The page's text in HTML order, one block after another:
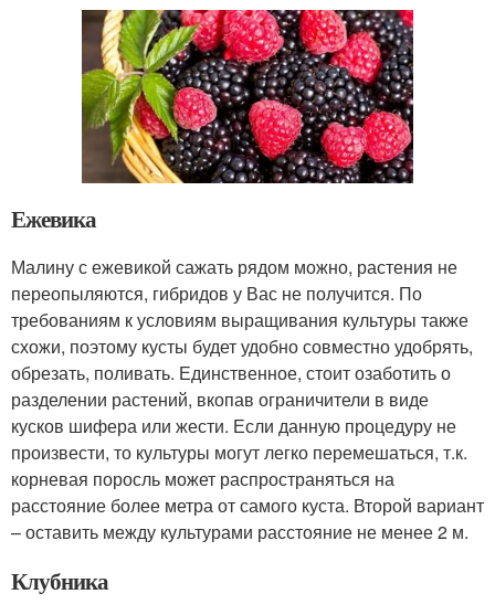
Ежевика
Малину с ежевикой сажать рядом можно, растения не
переопыляются, гибридов у Вас не получится. По
требованиям к условиям выращивания культуры также
схожи, поэтому кусты будет удобно совместно удобрять,
обрезать, поливать. Единственное, стоит озаботить о
разделении растений, вкопав ограничители в виде
кусков шифера или жести. Если данную процедуру не
произвести, то культуры могут легко перемешаться, т.к.
корневая поросль может распространяться на
расстояние более метра от самого куста. Второй вариант
– оставить между культурами расстояние не менее 2 м.
Клубника